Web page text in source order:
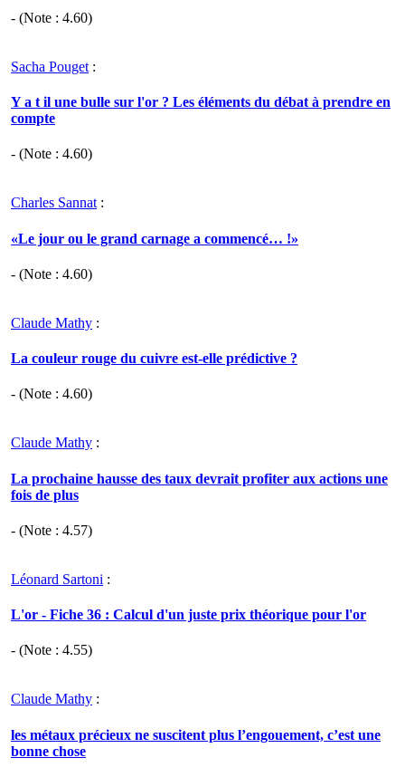
- (Note : 4.60)
Sacha Pouget :
Y a t il une bulle sur l'or ? Les éléments du débat à prendre en
compte
- (Note : 4.60)
Charles Sannat :
«Le jour ou le grand carnage a commencé… !»
- (Note : 4.60)
Claude Mathy :
La couleur rouge du cuivre est-elle prédictive ?
- (Note : 4.60)
Claude Mathy :
La prochaine hausse des taux devrait profiter aux actions une
fois de plus
- (Note : 4.57)
Léonard Sartoni :
L'or - Fiche 36 : Calcul d'un juste prix théorique pour l'or
- (Note : 4.55)
Claude Mathy :
les métaux précieux ne suscitent plus l’engouement, c’est une
bonne chose